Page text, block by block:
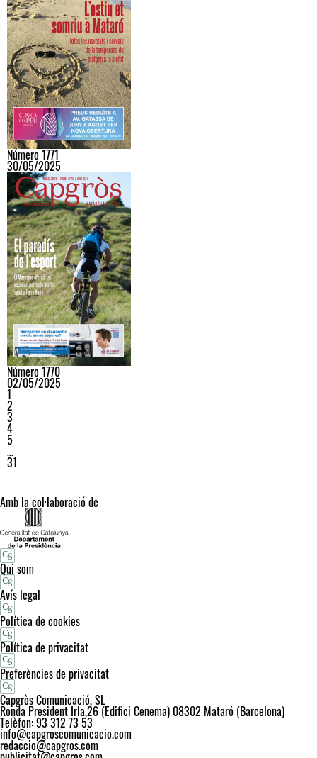
Número 1771
30/05/2025
Número 1770
02/05/2025
1
2
3
4
5
…
31
Amb la col·laboració de
Qui som
Avís legal
Política de cookies
Política de privacitat
Preferències de privacitat
Capgròs Comunicació, SL
Ronda President Irla,26 (Edifici Cenema) 08302 Mataró (Barcelona)
Telèfon: 93 312 73 53
info@capgroscomunicacio.com
redaccio@capgros.com